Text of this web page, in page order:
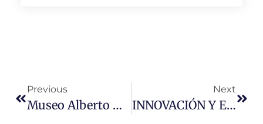
Previous
Museo Alberto Hurtado Lanza Banco De Acciones Solidarias
Next
INNOVACIÓN Y EL MUNDO DIGITAL. INFLUENCIA DE LAS ESTRUCTURAS ÁGILES Y EL CAPITAL INTELECTUAL